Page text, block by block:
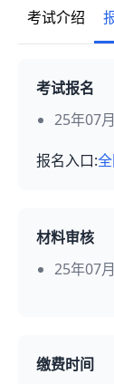
考试介绍
考试报名
25年07
报名入口:
材料审核
25年07
缴费时间